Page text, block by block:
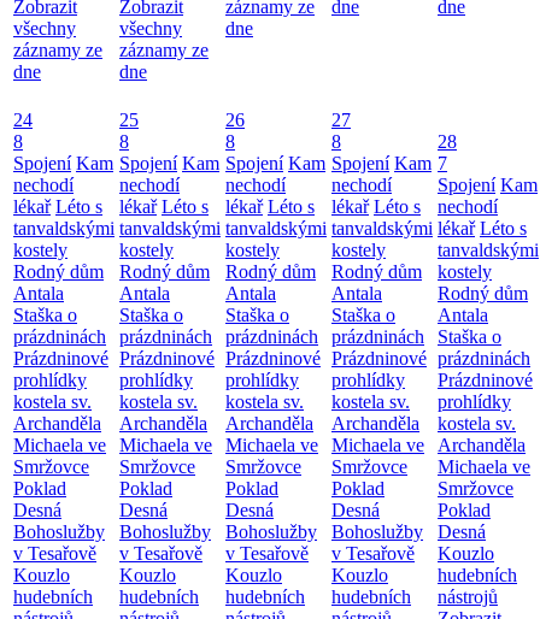
Zobrazit
všechny
záznamy ze
dne
Zobrazit
všechny
záznamy ze
dne
záznamy ze
dne
dne dne
24
8
Spojení Kam
nechodí
lékař Léto s
tanvaldskými
kostely
Rodný dům
Antala
Staška o
prázdninách
Prázdninové
prohlídky
kostela sv.
Archanděla
Michaela ve
Smržovce
Poklad
Desná
Bohoslužby
v Tesařově
Kouzlo
hudebních
25
8
Spojení Kam
nechodí
lékař Léto s
tanvaldskými
kostely
Rodný dům
Antala
Staška o
prázdninách
Prázdninové
prohlídky
kostela sv.
Archanděla
Michaela ve
Smržovce
Poklad
Desná
Bohoslužby
v Tesařově
Kouzlo
hudebních
26
8
Spojení Kam
nechodí
lékař Léto s
tanvaldskými
kostely
Rodný dům
Antala
Staška o
prázdninách
Prázdninové
prohlídky
kostela sv.
Archanděla
Michaela ve
Smržovce
Poklad
Desná
Bohoslužby
v Tesařově
Kouzlo
hudebních
27
8
Spojení Kam
nechodí
lékař Léto s
tanvaldskými
kostely
Rodný dům
Antala
Staška o
prázdninách
Prázdninové
prohlídky
kostela sv.
Archanděla
Michaela ve
Smržovce
Poklad
Desná
Bohoslužby
v Tesařově
Kouzlo
hudebních
28
7
Spojení Kam
nechodí
lékař Léto s
tanvaldskými
kostely
Rodný dům
Antala
Staška o
prázdninách
Prázdninové
prohlídky
kostela sv.
Archanděla
Michaela ve
Smržovce
Poklad
Desná
Kouzlo
hudebních
nástrojů